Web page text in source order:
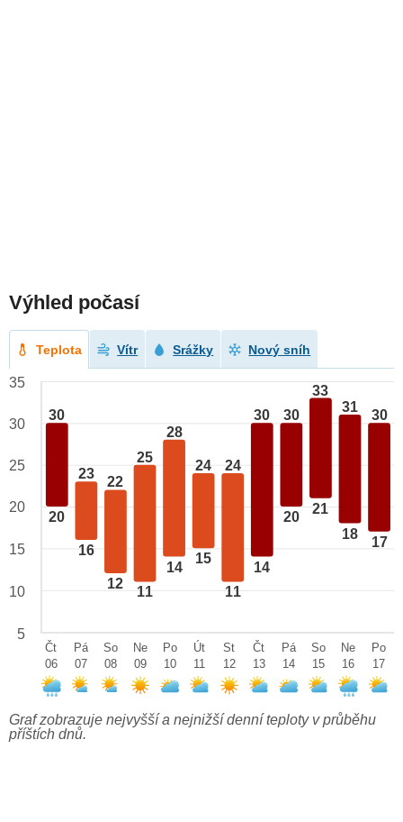
Výhled počasí
Teplota Vítr Srážky Nový sníh
30
20
23
16
22
12
25
11
28
14
24
15
24
11
30
14
30
20
33
21
31
18
30
17
35
30
25
20
15
10
5
Čt
06
Pá
07
So
08
Ne
09
Po
10
Út
11
St
12
Čt
13
Pá
14
So
15
Ne
16
Po
17
Graf zobrazuje nejvyšší a nejnižší denní teploty v průběhu
příštích dnů.